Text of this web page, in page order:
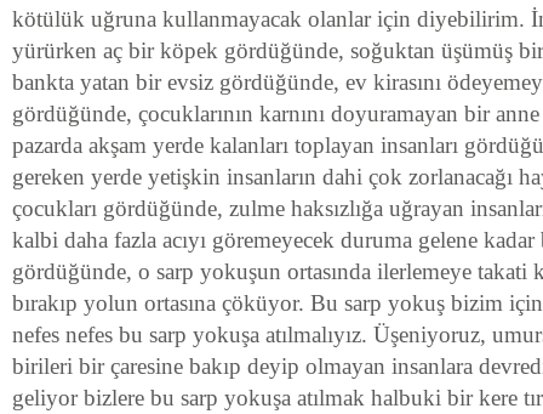
kötülük uğruna kullanmayacak olanlar için diyebilirim.
yürürken aç bir köpek gördüğünde, soğuktan üşümüş
bankta yatan bir evsiz gördüğünde, ev kirasını
gördüğünde, çocuklarının karnını doyuramayan bir
pazarda akşam yerde kalanları toplayan insanları
gereken yerde yetişkin insanların dahi çok zorlanacağı
çocukları gördüğünde, zulme haksızlığa uğrayan
kalbi daha fazla acıyı göremeyecek duruma gelene
gördüğünde, o sarp yokuşun ortasında ilerlemeye takati
bırakıp yolun ortasına çöküyor. Bu sarp yokuş bizim
nefes nefes bu sarp yokuşa atılmalıyız. Üşeniyoruz,
birileri bir çaresine bakıp deyip olmayan insanlara
geliyor bizlere bu sarp yokuşa atılmak halbuki bir kere